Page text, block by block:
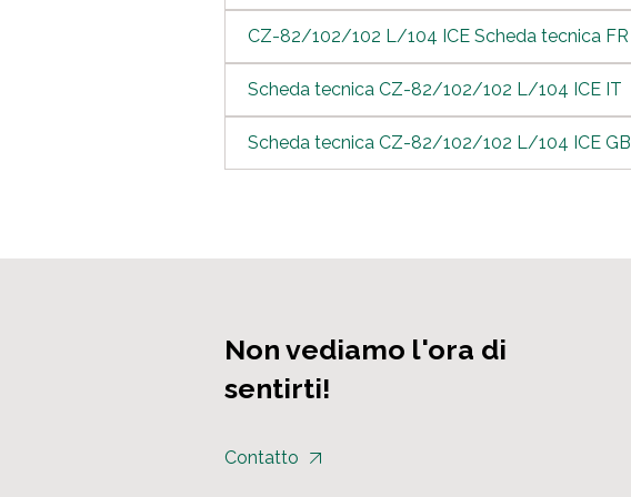
CZ-82/102/102 L/104 ICE Scheda tecnica FR
Scheda tecnica CZ-82/102/102 L/104 ICE IT
Scheda tecnica CZ-82/102/102 L/104 ICE GB
Non vediamo l'ora di
sentirti!
Contatto